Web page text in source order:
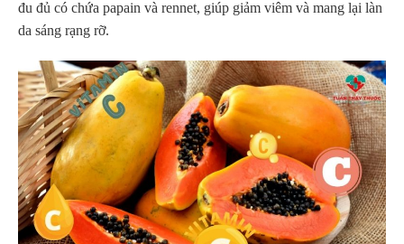
đu đủ có chứa papain và rennet, giúp giảm viêm và mang lại làn
da sáng rạng rỡ.